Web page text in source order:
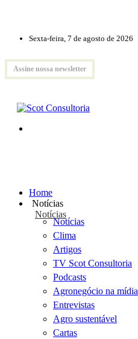
Sexta-feira, 7 de agosto de 2026
Assine nossa newsletter
Home
Notícias
Notícias
Notícias
Clima
Artigos
TV Scot Consultoria
Podcasts
Agronegócio na mídia
Entrevistas
Agro sustentável
Cartas